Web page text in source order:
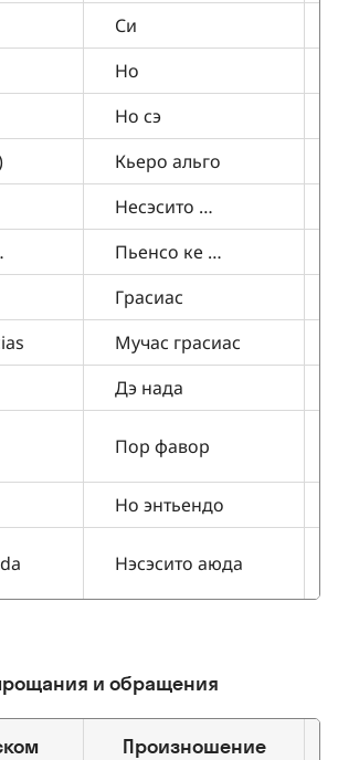
Си
Но
Но сэ
Кьеро альго
Несэсито …
Пьенсо ке …
Грасиас
Мучас грасиас
Дэ нада
Пор фавор
Но энтьендо
Нэсэсито аюда
и обращения
Произношение